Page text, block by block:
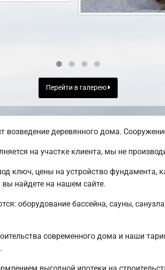
Перейти в галерею
деревянного дома.
на участке клиента, мы не
ключ, цены на устройство фундамента,
найдете на нашем сайте.
оборудование бассейна, сауны,
современного дома и наши
выгодной ипотеки на